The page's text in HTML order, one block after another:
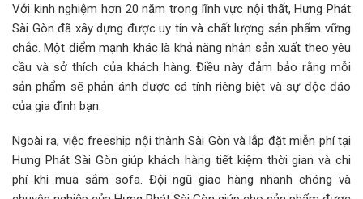
Với kinh nghiệm hơn 20 năm trong lĩnh vực nội thất, Hưng Phát
Sài Gòn đã xây dựng được uy tín và chất lượng sản phẩm vững
chắc. Một điểm mạnh khác là khả năng nhận sản xuất theo yêu
cầu và sở thích của khách hàng. Điều này đảm bảo rằng mỗi
sản phẩm sẽ phản ánh được cá tính riêng biệt và sự độc đáo
của gia đình bạn.
Ngoài ra, việc freeship nội thành Sài Gòn và lắp đặt miễn phí tại
Hưng Phát Sài Gòn giúp khách hàng tiết kiệm thời gian và chi
phí khi mua sắm sofa. Đội ngũ giao hàng nhanh chóng và